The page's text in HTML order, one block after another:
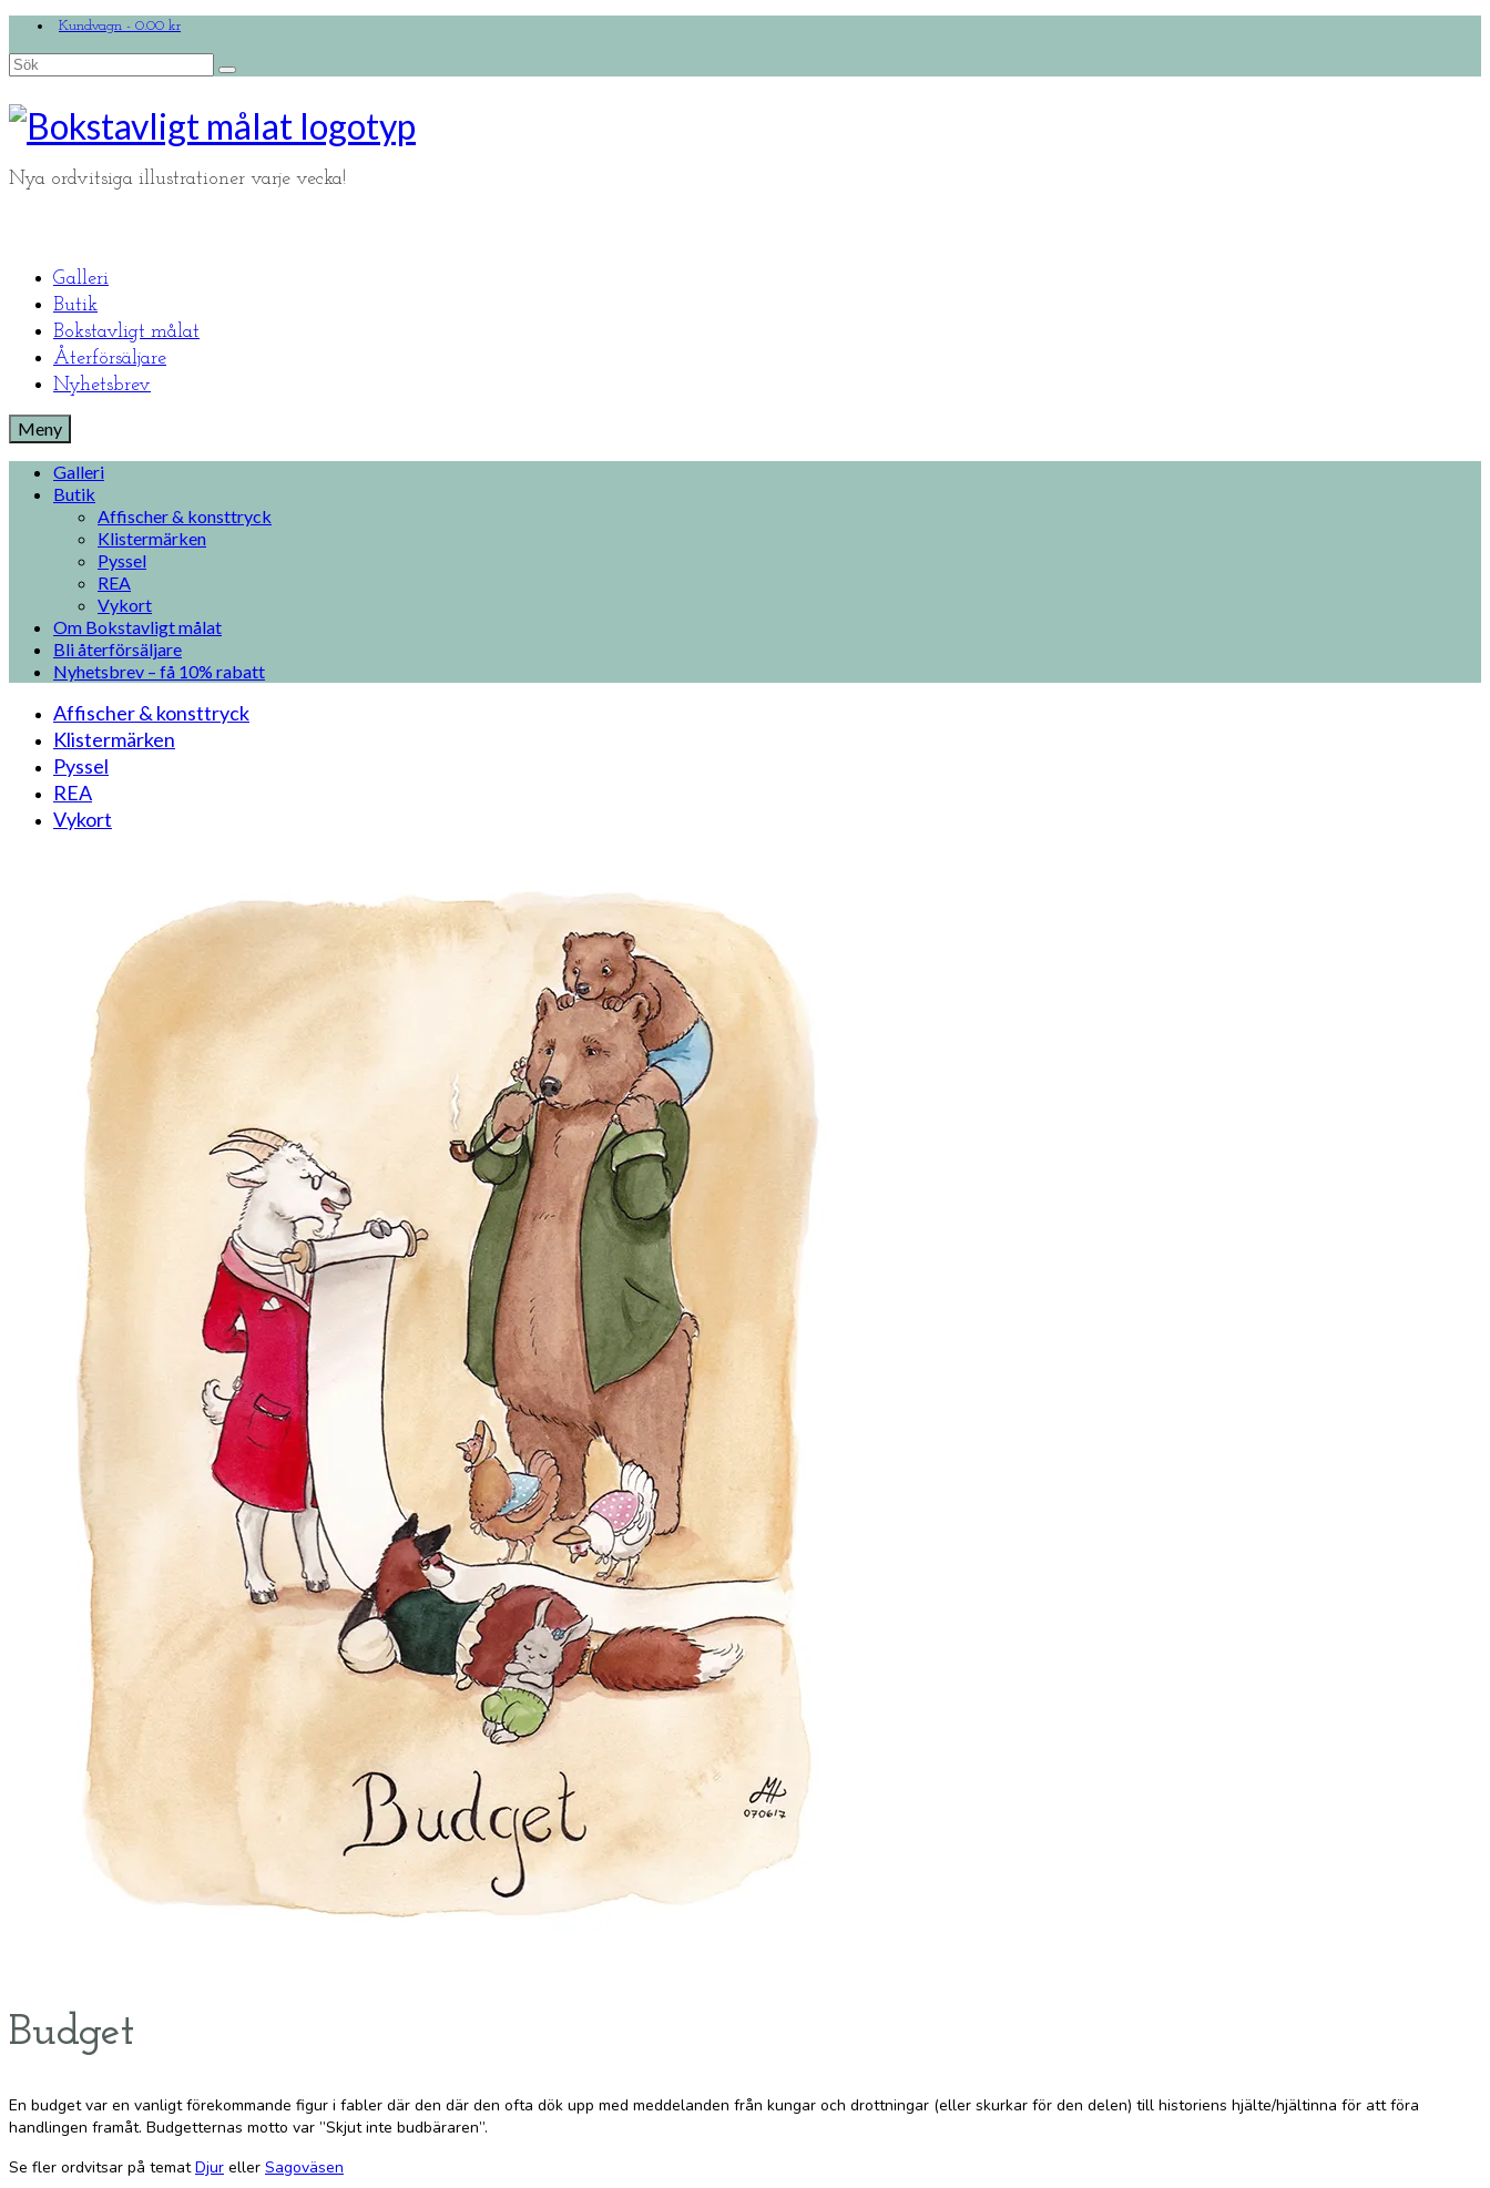
Kundvagn - 0.00 kr
Search
Nya ordvitsiga illustrationer varje vecka!
Galleri
Butik
Bokstavligt målat
Återförsäljare
Nyhetsbrev
Meny
Galleri
Butik
Affischer & konsttryck
Klistermärken
Pyssel
REA
Vykort
Om Bokstavligt målat
Bli återförsäljare
Nyhetsbrev – få 10% rabatt
Affischer & konsttryck
Klistermärken
Pyssel
REA
Vykort
Budget
En budget var en vanligt förekommande figur i fabler där den där den ofta dök upp med meddelanden från kungar och drottningar (eller skurkar för den delen) till historiens hjälte/hjältinna för att föra
handlingen framåt. Budgetternas motto var ”Skjut inte budbäraren”.
Se fler ordvitsar på tematDjur eller Sagoväsen